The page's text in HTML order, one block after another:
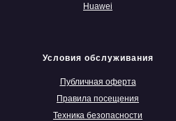
Huawei
Условия обслуживания
Публичная оферта
Правила посещения
Техника безопасности